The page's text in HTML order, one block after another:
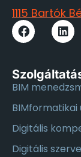
1115 Bartók
BIM
Digitális
Digitális